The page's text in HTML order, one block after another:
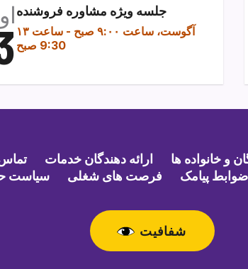
جلسه ویژه مشاوره فروشنده
۱۳ آگوست، ساعت ۹:۰۰ صبح - ساعت
9:30 صبح
ارائه دهندگان خدمات
و خانواده ها
سیاست
فرصت های شغلی پیامک
شفافیت